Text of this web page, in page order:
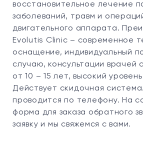
восстановительное лечение
заболеваний, травм и
двигательного аппарата.
Evolutis Clinic – современное
оснащение, индивидуальный
случаю, консультации врачей
от 10 – 15 лет, высокий
Действует скидочная
проводится по телефону. На
форма для заказа обратного
заявку и мы свяжемся с вами.